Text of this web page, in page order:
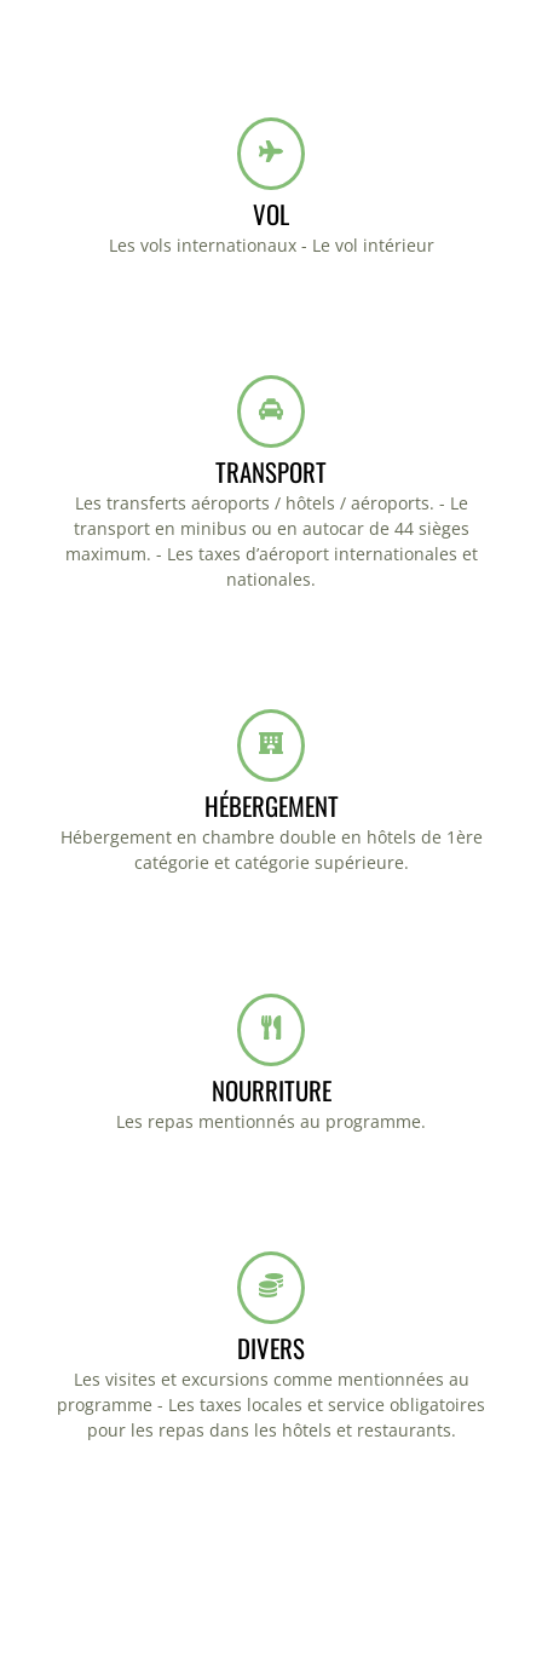
VOL
Les vols internationaux - Le vol intérieur
TRANSPORT
Les transferts aéroports / hôtels / aéroports. - Le
transport en minibus ou en autocar de 44 sièges
maximum. - Les taxes d’aéroport internationales et
nationales.
HÉBERGEMENT
Hébergement en chambre double en hôtels de 1ère
catégorie et catégorie supérieure.
NOURRITURE
Les repas mentionnés au programme.
DIVERS
Les visites et excursions comme mentionnées au
programme - Les taxes locales et service obligatoires
pour les repas dans les hôtels et restaurants.